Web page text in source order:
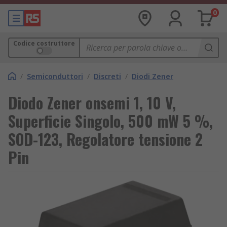
0
Codice costruttore
/ Semiconduttori / Discreti / Diodi Zener
Diodo Zener onsemi 1, 10 V,
Superficie Singolo, 500 mW 5 %,
SOD-123, Regolatore tensione 2
Pin